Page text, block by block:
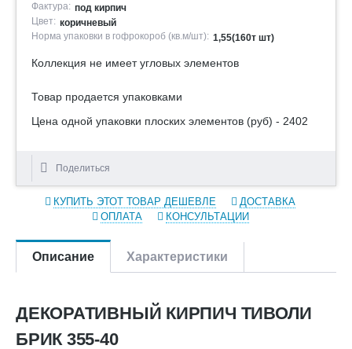
Фактура: под кирпич
Цвет: коричневый
Норма упаковки в гофрокороб (кв.м/шт): 1,55(160т шт)
Коллекция не имеет угловых элементов
Товар продается упаковками
Цена одной упаковки плоских элементов (руб) - 2402
Поделиться
КУПИТЬ ЭТОТ ТОВАР ДЕШЕВЛЕ
ДОСТАВКА
ОПЛАТА
КОНСУЛЬТАЦИИ
Описание Характеристики
ДЕКОРАТИВНЫЙ КИРПИЧ ТИВОЛИ
БРИК 355-40